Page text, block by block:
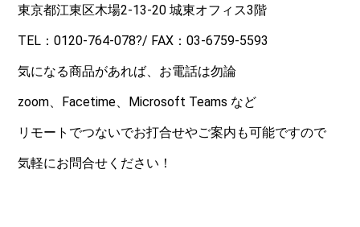
東京都江東区木場2-13-20 城東オフィス3階
TEL：0120-764-078?/ FAX：03-6759-5593
気になる商品があれば、お電話は勿論
zoom、Facetime、Microsoft Teams など
リモートでつないでお打合せやご案内も可能ですので
気軽にお問合せください！